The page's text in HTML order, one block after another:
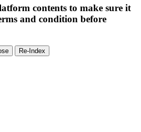
contents to make sure it
and condition before
Re-Index